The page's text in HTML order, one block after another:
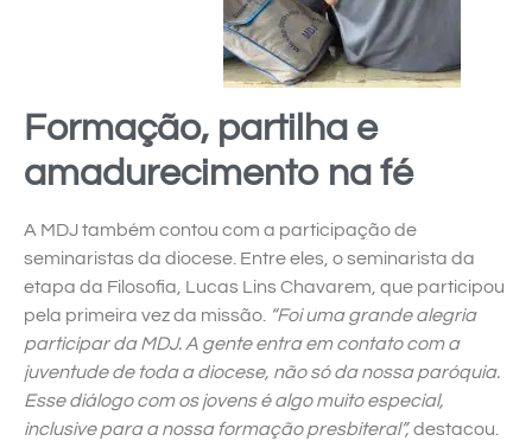
Formação, partilha e
amadurecimento na fé
A MDJ também contou com a participação de
seminaristas da diocese. Entre eles, o seminarista da
etapa da Filosofia, Lucas Lins Chavarem, que participou
pela primeira vez da missão. “Foi uma grande alegria
participar da MDJ. A gente entra em contato com a
juventude de toda a diocese, não só da nossa paróquia.
Esse diálogo com os jovens é algo muito especial,
inclusive para a nossa formação presbiteral”,destacou.